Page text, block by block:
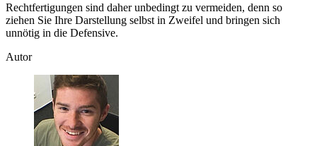
Rechtfertigungen sind daher unbedingt zu vermeiden, denn so
ziehen Sie Ihre Darstellung selbst in Zweifel und bringen sich
unnötig in die Defensive.
Autor